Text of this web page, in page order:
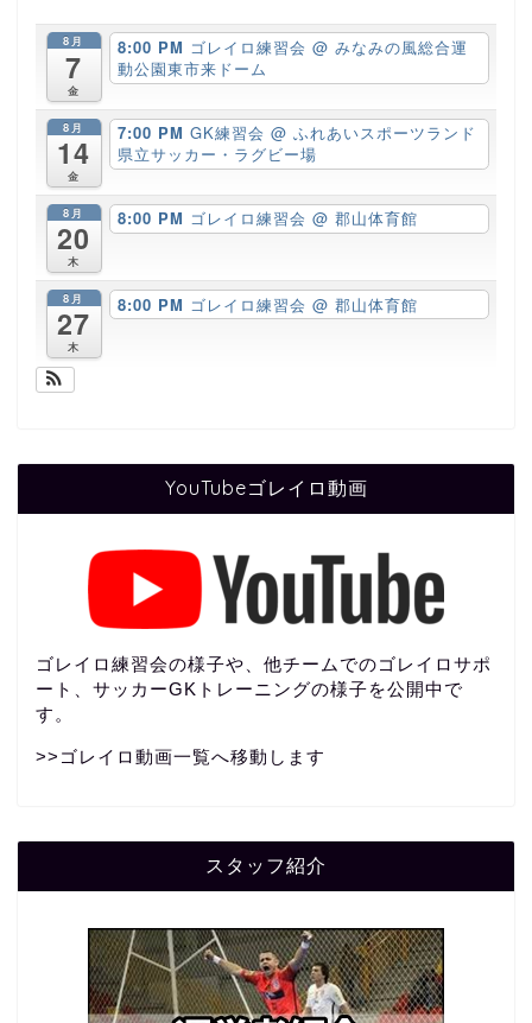
8月
7
金
8:00 PM ゴレイロ練習会 @ みなみの風総合運
動公園東市来ドーム
8月
14
金
7:00 PM GK練習会 @ ふれあいスポーツランド
県立サッカー・ラグビー場
8月
20
木
8:00 PM ゴレイロ練習会 @ 郡山体育館
8月
27
木
8:00 PM ゴレイロ練習会 @ 郡山体育館
YouTubeゴレイロ動画
ゴレイロ練習会の様子や、他チームでのゴレイロサポ
ート、サッカーGKトレーニングの様子を公開中で
す。
>> ゴレイロ動画一覧へ移動します
スタッフ紹介